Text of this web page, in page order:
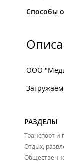
Способы
ООО
РАЗДЕЛЫ
Транспорт и
Отдых,